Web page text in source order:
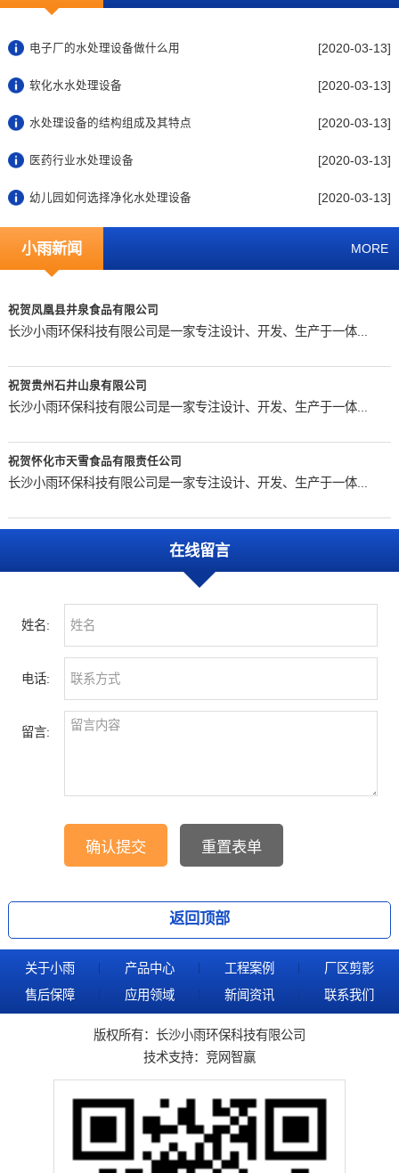
电子厂的水处理设备做什么用 [2020-03-13]
软化水水处理设备 [2020-03-13]
水处理设备的结构组成及其特点 [2020-03-13]
医药行业水处理设备 [2020-03-13]
幼儿园如何选择净化水处理设备 [2020-03-13]
小雨新闻 MORE
祝贺凤凰县井泉食品有限公司
长沙小雨环保科技有限公司是一家专注设计、开发、生产于一体...
祝贺贵州石井山泉有限公司
长沙小雨环保科技有限公司是一家专注设计、开发、生产于一体...
祝贺怀化市天雪食品有限责任公司
长沙小雨环保科技有限公司是一家专注设计、开发、生产于一体...
在线留言
姓名:
电话:
留言:
返回顶部
关于小雨 产品中心 工程案例
厂区剪影
售后保障
应用领域 新闻资讯 联系我们
版权所有：长沙小雨环保科技有限公司
技术支持： 竞网智赢